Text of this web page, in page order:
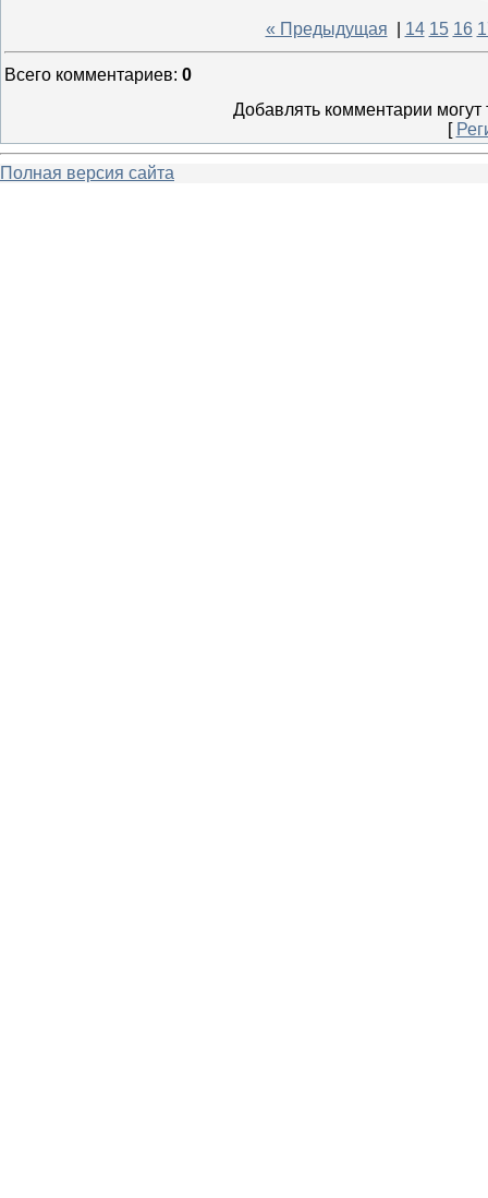
« Предыдущая 14 15 16
Всего комментариев: 0
Добавлять комментарии могут
[
Полная версия сайта